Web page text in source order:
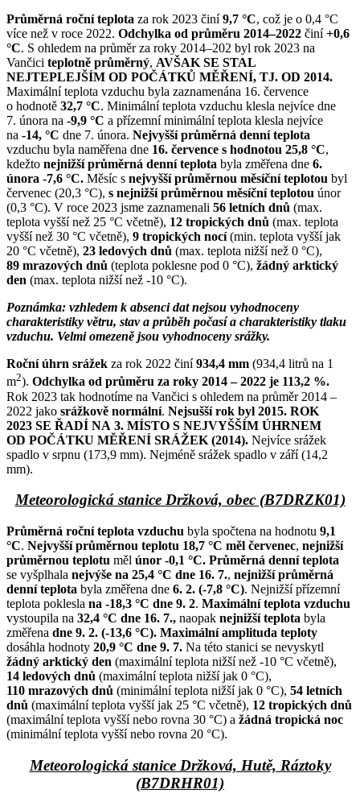
Průměrná roční teplota za rok 2023 činí9,7 °C, což je o 0,4 °C
více než v roce 2022. Odchylka od průměru 2014–2022 činí+0,6
°C. S ohledem na průměr za roky 2014–202 byl rok 2023 na
Vančici teplotně průměrný, AVŠAK SE STAL
NEJTEPLEJŠÍM OD POČÁTKŮ MĚŘENÍ, TJ. OD 2014.
Maximální teplota vzduchu byla zaznamenána 16. července
o hodnotě 32,7 °C. Minimální teplota vzduchu klesla nejvíce dne
7. února na -9,9 °C a přízemní minimální teplota klesla nejvíce
na -14, °C dne 7. února. Nejvyšší průměrná denní teplota
vzduchu byla naměřena dne 16. července s hodnotou 25,8 °C,
kdežto nejnižší průměrná denní teplota byla změřena dne 6.
února -7,6 °C. Měsíc s nejvyšší průměrnou měsíční teplotou byl
červenec (20,3 °C), s nejnižší průměrnou měsíční teplotou únor
(0,3 °C). V roce 2023 jsme zaznamenali 56 letních dnů (max.
teplota vyšší než 25 °C včetně), 12 tropických dnů (max. teplota
vyšší než 30 °C včetně), 9 tropických nocí(min. teplota vyšší jak
20 °C včetně), 23 ledových dnů (max. teplota nižší než 0 °C),
89 mrazových dnů (teplota poklesne pod 0 °C), žádný arktický
den (max. teplota nižší než -10 °C).
Poznámka: vzhledem k absenci dat nejsou vyhodnoceny
charakteristiky větru, stav a průběh počasí a charakteristiky tlaku
vzduchu. Velmi omezeně jsou vyhodnoceny srážky.
Roční úhrn srážek za rok 2022 činí934,4 mm (934,4 litrů na 1
m2). Odchylka od průměru za roky 2014 – 2022 je 113,2 %.
Rok 2023 tak hodnotíme na Vančici s ohledem na průměr 2014 –
2022 jako srážkově normální. Nejsušší rok byl 2015. ROK
2023 SE ŘADÍ NA 3. MÍSTO S NEJVYŠŠÍM ÚHRNEM
OD POČÁTKU MĚŘENÍ SRÁŽEK (2014). Nejvíce srážek
spadlo v srpnu (173,9 mm). Nejméně srážek spadlo v září (14,2
mm).
Meteorologická stanice Držková, obec (B7DRZK01)
Průměrná roční teplota vzduchu byla spočtena na hodnotu 9,1
°C. Nejvyšší průměrnou teplotu 18,7 °C měl červenec, nejnižší
průměrnou teplotu měl únor -0,1 °C. Průměrná denní teplota
se vyšplhala nejvýše na 25,4 °C dne 16. 7., nejnižší průměrná
denní teplota byla změřena dne 6. 2. (-7,8 °C). Nejnižší přízemní
teplota poklesla na -18,3 °C dne 9. 2. Maximální teplota vzduchu
vystoupila na 32,4 °C dne 16. 7., naopak nejnižší teplota byla
změřena dne 9. 2. (-13,6 °C). Maximální amplituda teploty
dosáhla hodnoty 20,9 °C dne 9. 7. Na této stanici se nevyskytl
žádný arktický den (maximální teplota nižší než -10 °C včetně),
14 ledových dnů (maximální teplota nižší jak 0 °C),
110 mrazových dnů (minimální teplota nižší jak 0 °C), 54 letních
dnů (maximální teplota vyšší jak 25 °C včetně), 12 tropických dnů
(maximální teplota vyšší nebo rovna 30 °C) a žádná tropická noc
(minimální teplota vyšší nebo rovna 20 °C).
Meteorologická stanice Držková, Hutě, Ráztoky
(B7DRHR01)